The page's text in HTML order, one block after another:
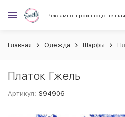
Рекламно-
Главная Одежда Шарфы
Платок Гжель
Артикул: S94906